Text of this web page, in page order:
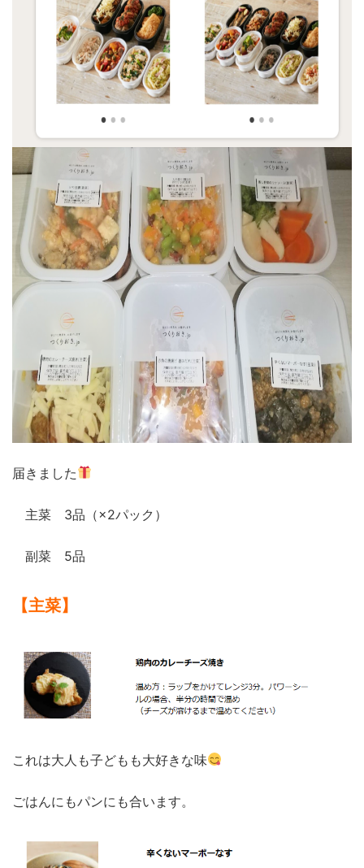
届きました
主菜 3品（×2パック）
副菜 5品
【主菜】
これは大人も子どもも大好きな味
ごはんにもパンにも合います。